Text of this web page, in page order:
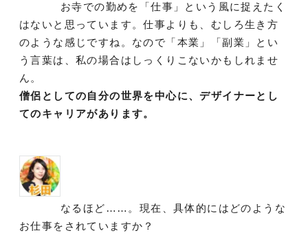
お寺での勤めを「仕事」という風に捉えたく
はないと思っています。仕事よりも、むしろ生き方
のような感じですね。なので「本業」「副業」とい
う言葉は、私の場合はしっくりこないかもしれませ
ん。
僧侶としての自分の世界を中心に、デザイナーとし
てのキャリアがあります。
なるほど……。現在、具体的にはどのような
お仕事をされていますか？